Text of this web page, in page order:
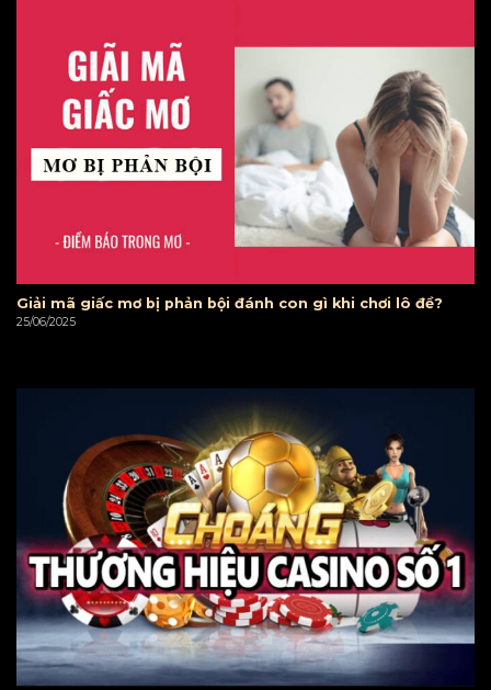
Giải mã giấc mơ bị phản bội đánh con gì khi chơi lô đề?
25/06/2025